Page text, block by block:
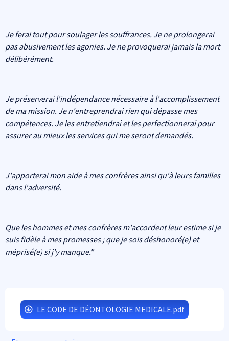
Je ferai tout pour soulager les souffrances. Je ne prolongerai
pas abusivement les agonies. Je ne provoquerai jamais la mort
délibérément.
Je préserverai l'indépendance nécessaire à l'accomplissement
de ma mission. Je n'entreprendrai rien qui dépasse mes
compétences. Je les entretiendrai et les perfectionnerai pour
assurer au mieux les services qui me seront demandés.
J'apporterai mon aide à mes confrères ainsi qu'à leurs familles
dans l'adversité.
Que les hommes et mes confrères m'accordent leur estime si je
suis fidèle à mes promesses ; que je sois déshonoré(e) et
méprisé(e) si j'y manque."
LE CODE DE DÉONTOLOGIE MEDICALE.pdf